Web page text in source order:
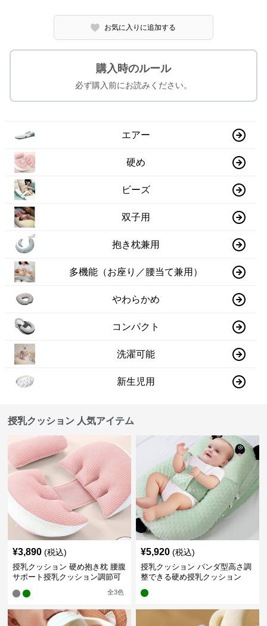
お気に入りに追加する
購入時のルール
必ず購入前にお読みください。
エアー
硬め
ビーズ
双子用
抱き枕兼用
多機能（お座り／腰当て兼用）
やわらかめ
コンパクト
洗濯可能
新生児用
授乳クッション 人気アイテム
¥3,890 (税込)
授乳クッション 硬め抱き枕 腰腹
サポート授乳クッション調節可
全3色
¥5,920 (税込)
授乳クッション パンダ型高さ調
整できる硬め授乳クッション